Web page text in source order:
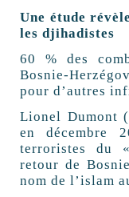
Une étude
les djihadistes
60 % des
Bosnie-
pour d’autres
Lionel Dumont
en décembre
terroristes du
retour de
nom de l’islam